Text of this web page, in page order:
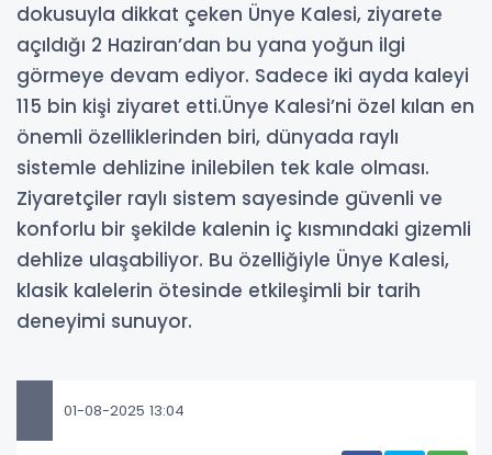
dokusuyla dikkat çeken Ünye Kalesi, ziyarete
açıldığı 2 Haziran’dan bu yana yoğun ilgi
görmeye devam ediyor. Sadece iki ayda kaleyi
115 bin kişi ziyaret etti.Ünye Kalesi’ni özel kılan en
önemli özelliklerinden biri, dünyada raylı
sistemle dehlizine inilebilen tek kale olması.
Ziyaretçiler raylı sistem sayesinde güvenli ve
konforlu bir şekilde kalenin iç kısmındaki gizemli
dehlize ulaşabiliyor. Bu özelliğiyle Ünye Kalesi,
klasik kalelerin ötesinde etkileşimli bir tarih
deneyimi sunuyor.
01-08-2025 13:04